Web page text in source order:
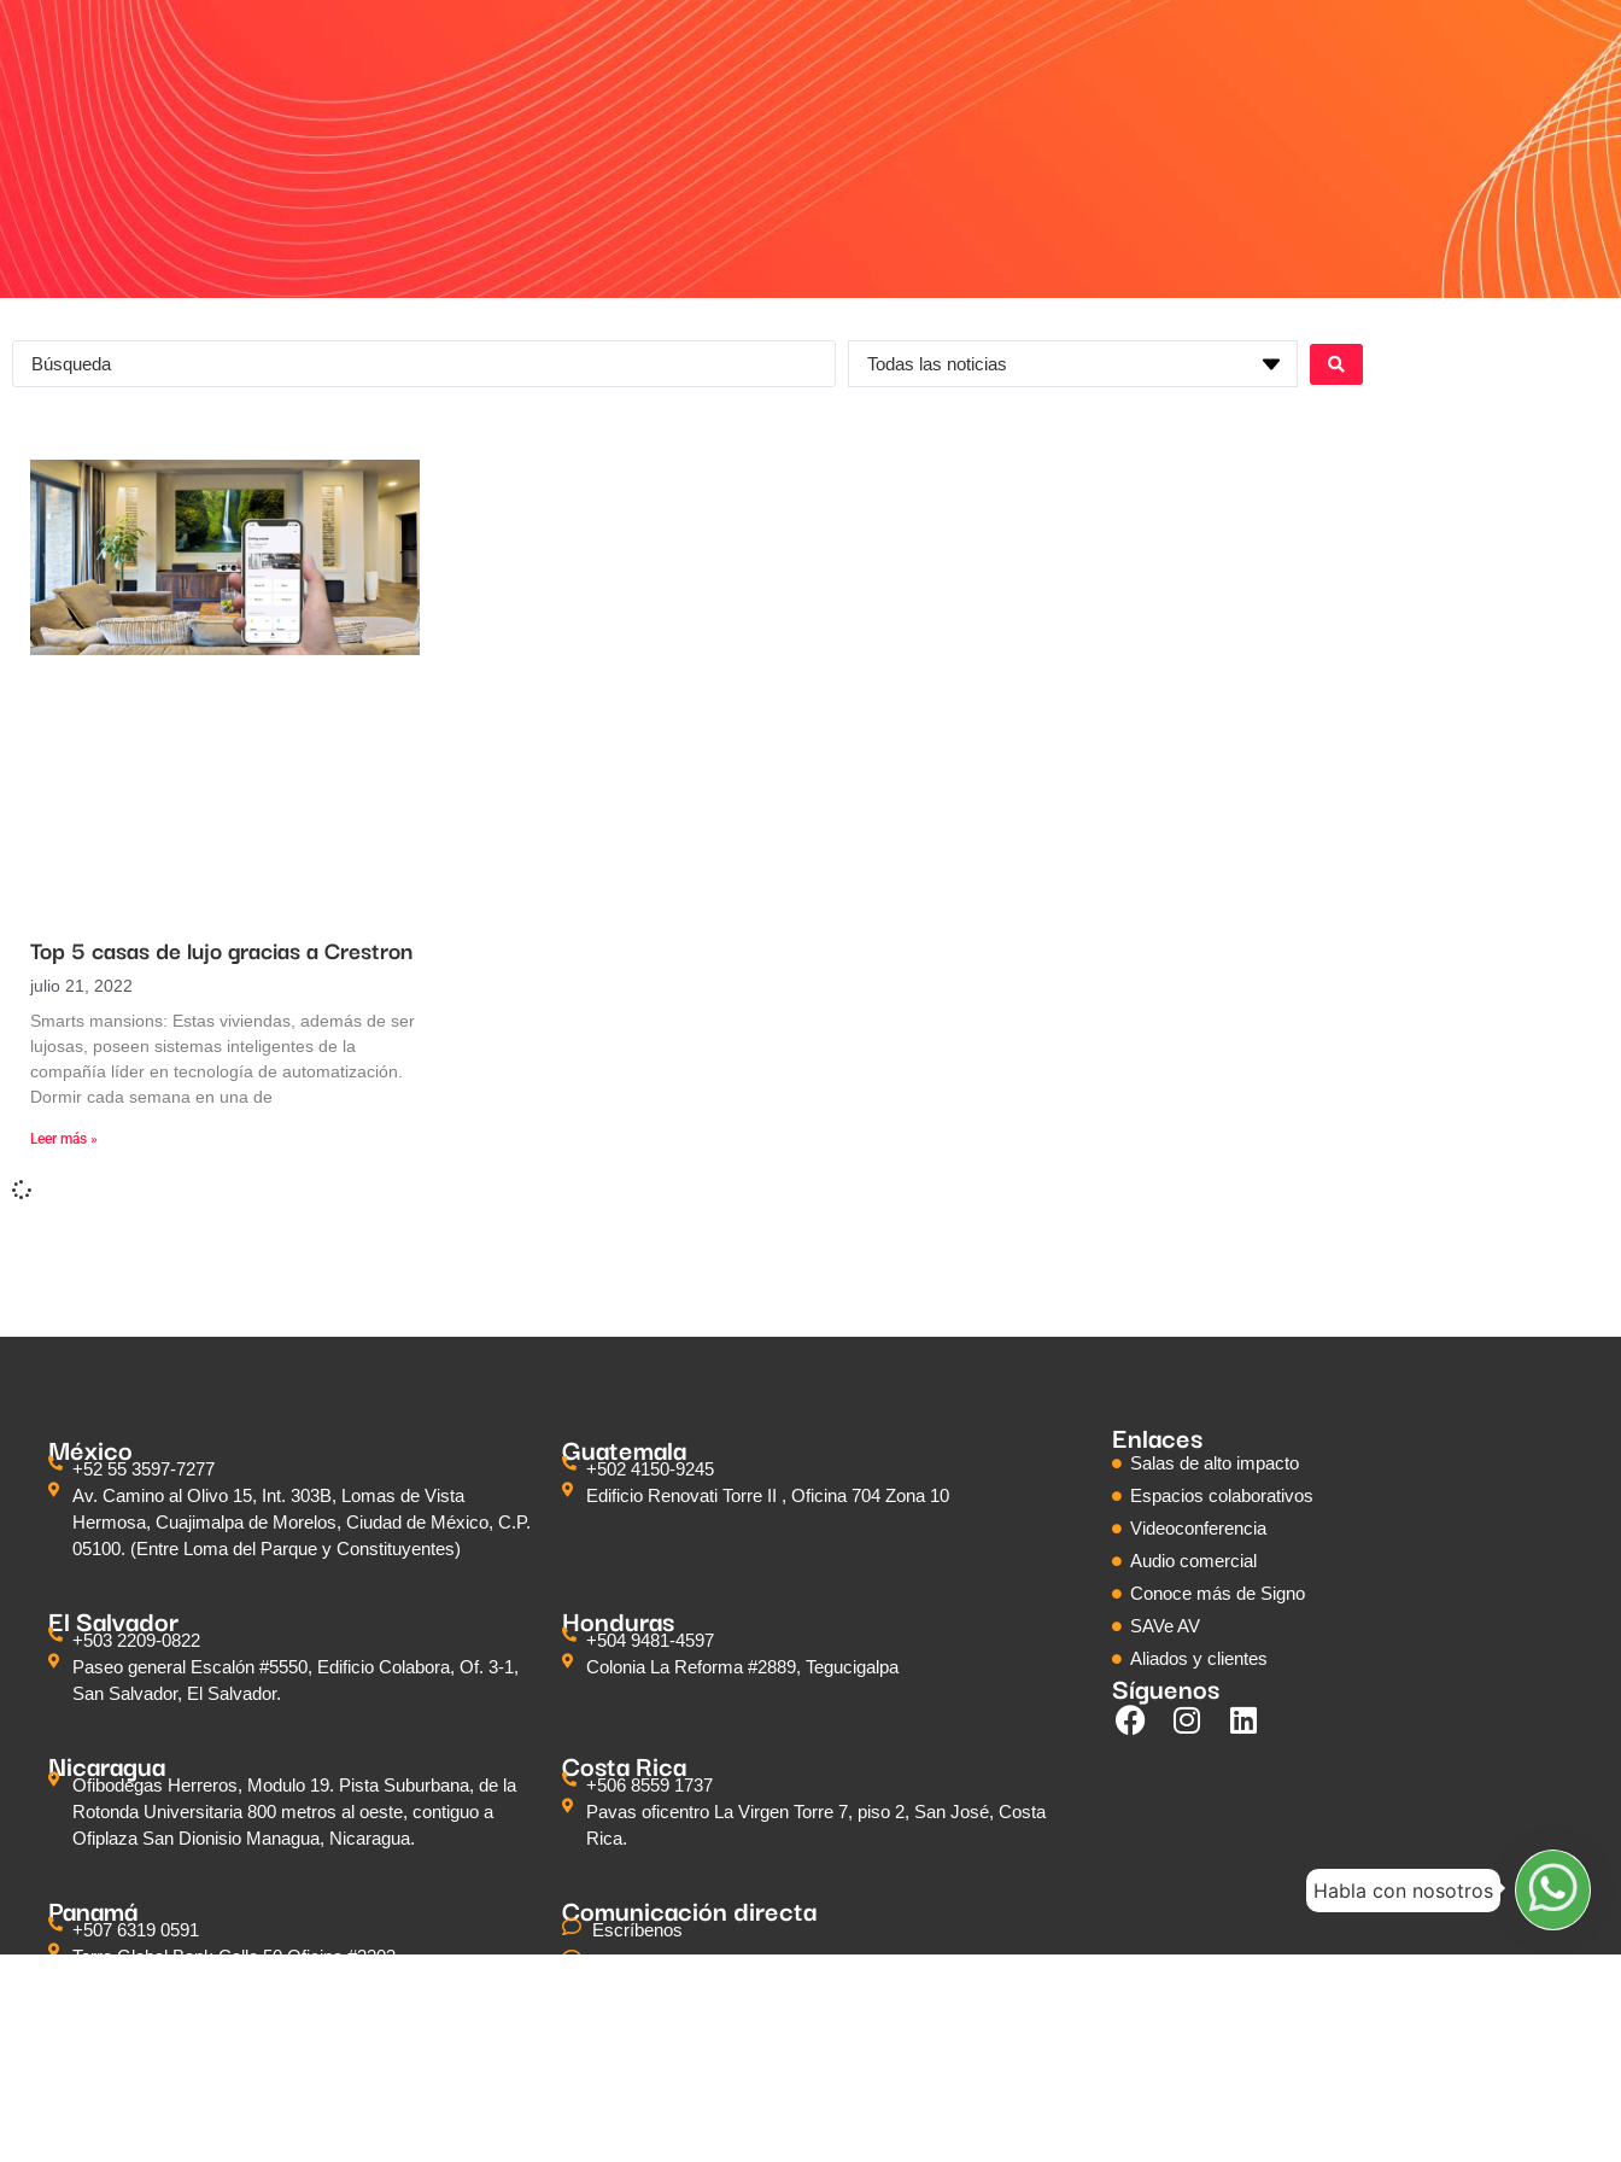
Top 5 casas de lujo gracias a Crestron
julio 21, 2022
Smarts mansions: Estas viviendas, además de ser
lujosas, poseen sistemas inteligentes de la
compañía líder en tecnología de automatización.
Dormir cada semana en una de
Leer más »
México
+52 55 3597-7277
Av. Camino al Olivo 15, Int. 303B, Lomas de Vista
Hermosa, Cuajimalpa de Morelos, Ciudad de México, C.P.
05100. (Entre Loma del Parque y Constituyentes)
Guatemala
+502 4150-9245
Edificio Renovati Torre II , Oficina 704 Zona 10
El Salvador
+503 2209-0822
Paseo general Escalón #5550, Edificio Colabora, Of. 3-1,
San Salvador, El Salvador.
Honduras
+504 9481-4597
Colonia La Reforma #2889, Tegucigalpa
Nicaragua
Ofibodegas Herreros, Modulo 19. Pista Suburbana, de la
Rotonda Universitaria 800 metros al oeste, contiguo a
Ofiplaza San Dionisio Managua, Nicaragua.
Costa Rica
+506 8559 1737
Pavas oficentro La Virgen Torre 7, piso 2, San José, Costa
Rica.
Panamá
+507 6319 0591
Torre Global Bank Calle 50 Oficina #3203
Comunicación directa
Escríbenos
Teléfonos y WhatsApp
Enlaces
Salas de alto impacto
Espacios colaborativos
Videoconferencia
Audio comercial
Conoce más de Signo
SAVe AV
Aliados y clientes
Síguenos
Habla con nosotros